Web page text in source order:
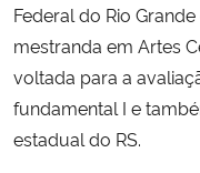
Planalto
Federal do Rio
mestranda em Artes
voltada para a
fundamental I e
estadual do RS.